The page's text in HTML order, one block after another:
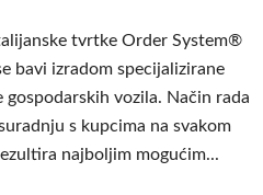
tvrtke Order System®
bavi izradom specijalizirane
gospodarskih vozila. Način rada
s kupcima na svakom
najboljim mogućim...